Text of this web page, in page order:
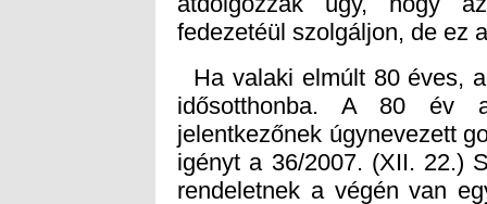
fedezetéül szolgáljon, de ez
Ha valaki elmúlt 80 éves,
idősotthonba. A 80 év
jelentkezőnek úgynevezett
igényt a 36/2007. (XII. 22.)
rendeletnek a végén van